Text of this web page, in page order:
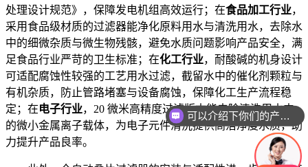
处理设计规范》，保障发电机组高效运行；在食品加工行业，
采用食品级材质的过滤器能净化原料用水与清洗用水，去除水
中的细微杂质与微生物残骸，避免水质问题影响产品安全，满
足食品行业严苛的卫生标准；在化工行业，耐酸碱的机身设计
可适配腐蚀性较强的工艺用水过滤，截留水中的催化剂颗粒与
有机杂质，防止管路堵塞与设备腐蚀，保障化工生产流程稳
定；在电子行业，20 微米高精度过滤版本能去除清洗用水中
的微小金属离子载体，为电子元件清洗提供高洁净度水质，助
力提升产品良率。
可以介绍下你们的产品么